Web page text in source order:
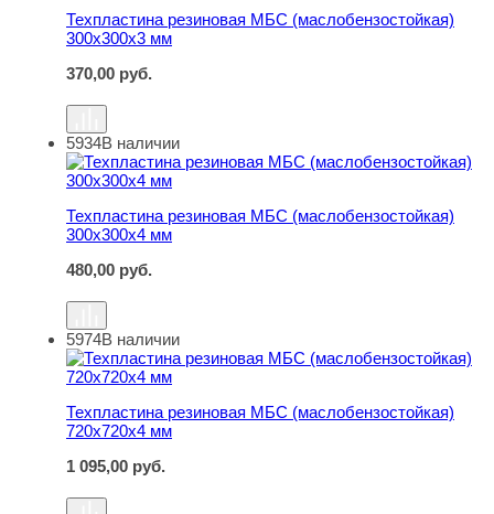
Техпластина резиновая МБС (маслобензостойкая)
300х300х3 мм
370,00 руб.
Техпластина резиновая МБС (маслобензостойкая)
5934В наличии
Техпластина резиновая МБС (маслобензостойкая)
300х300х4 мм
480,00 руб.
Техпластина резиновая МБС (маслобензостойкая)
5974В наличии
Техпластина резиновая МБС (маслобензостойкая)
720х720х4 мм
1 095,00 руб.